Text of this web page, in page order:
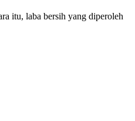
itu, laba bersih yang diperoleh